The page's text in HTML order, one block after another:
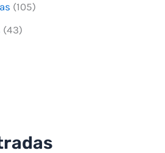
(105)
(43)